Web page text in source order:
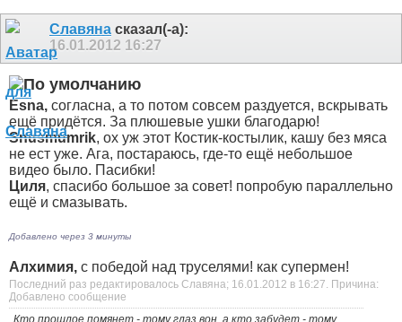
Славяна сказал(-а):
16.01.2012 16:27
Esna, согласна, а то потом совсем раздуется, вскрывать
ещё придётся. За плюшевые ушки благодарю!
Snusmumrik, ох уж этот Костик-костылик, кашу без мяса
не ест уже. Ага, постараюсь, где-то ещё небольшое
видео было. Пасибки!
Циля, спасибо большое за совет! попробую параллельно
ещё и смазывать.
Добавлено через 3 минуты
Алхимия, с победой над труселями! как супермен!
Последний раз редактировалось Славяна; 16.01.2012 в 16:27. Причина:
Добавлено сообщение
Кто прошлое помянет - тому глаз вон, а кто забудет - тому